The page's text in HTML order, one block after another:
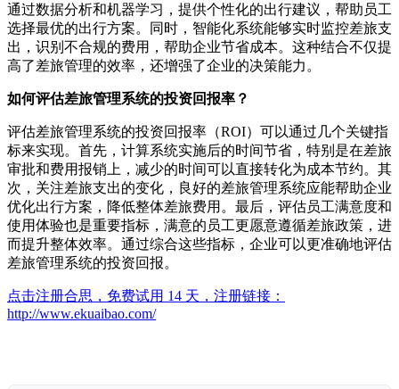
通过数据分析和机器学习，提供个性化的出行建议，帮助员工
选择最优的出行方案。同时，智能化系统能够实时监控差旅支
出，识别不合规的费用，帮助企业节省成本。这种结合不仅提
高了差旅管理的效率，还增强了企业的决策能力。
如何评估差旅管理系统的投资回报率？
评估差旅管理系统的投资回报率（ROI）可以通过几个关键指
标来实现。首先，计算系统实施后的时间节省，特别是在差旅
审批和费用报销上，减少的时间可以直接转化为成本节约。其
次，关注差旅支出的变化，良好的差旅管理系统应能帮助企业
优化出行方案，降低整体差旅费用。最后，评估员工满意度和
使用体验也是重要指标，满意的员工更愿意遵循差旅政策，进
而提升整体效率。通过综合这些指标，企业可以更准确地评估
差旅管理系统的投资回报。
点击注册合思，免费试用 14 天，注册链接：
http://www.ekuaibao.com/